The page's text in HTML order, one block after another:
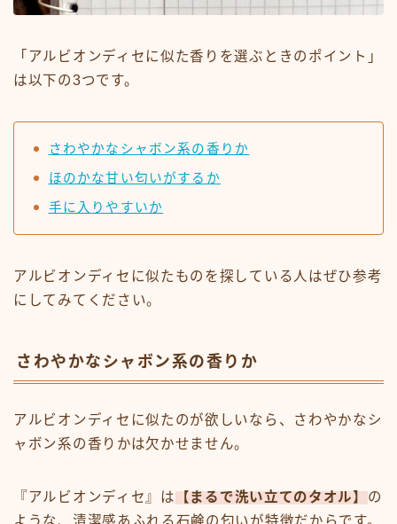
「アルビオンディセに似た香りを選ぶときのポイント」
は以下の3つです。
さわやかなシャボン系の香りか
ほのかな甘い匂いがするか
手に入りやすいか
アルビオンディセに似たものを探している人はぜひ参考
にしてみてください。
さわやかなシャボン系の香りか
アルビオンディセに似たのが欲しいなら、さわやかなシ
ャボン系の香りかは欠かせません。
『アルビオンディセ』は 【まるで洗い立てのタオル】 の